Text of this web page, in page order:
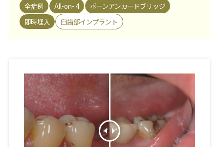
全症例 All-on- 4
ボーンアンカードブリッジ
即時埋入
臼歯部インプラント